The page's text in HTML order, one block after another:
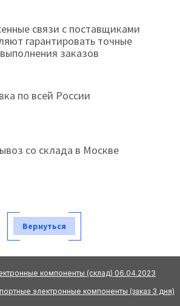
связи с поставщиками
гарантировать точные
заказов
по всей России
со склада в Москве
Вернуться
компоненты (склад) 06.04.2023
электронные компоненты (заказ 3 дня)